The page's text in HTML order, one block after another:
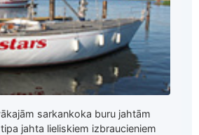
sarkankoka buru jahtām
jahta lieliskiem izbraucieniem